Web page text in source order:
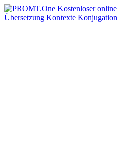
Übersetzung Kontexte Konjugation